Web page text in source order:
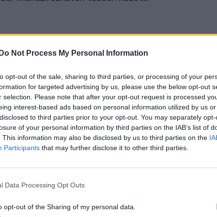
Do Not Process My Personal Information
opt-out of the sale, sharing to third parties, or processing of your
for targeted advertising by us, please use the below opt-out
selection. Please note that after your opt-out request is processed
interest-based ads based on personal information utilized by us
to third parties prior to your opt-out. You may separately
of your personal information by third parties on the IAB’s list of
This information may also be disclosed by us to third parties on the
Participants that may further disclose it to other third parties.
Data Processing Opt Outs
opt-out of the Sharing of my personal data.
intézmények működtetése,
könyvtárak, turisztikai fejlesztések,
beruházások előkészítése és
erős saját bevételi alappal rendelkezik-e, mint
– külső forrásokra támaszkodik.
az erdélyi megyék között is jelentős